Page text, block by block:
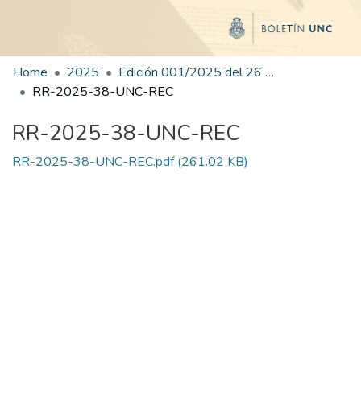
Home 2025
Edición 001/2025 del 26 de mayo de 2025
RR-2025-38-UNC-REC
RR-2025-38-UNC-REC
RR-2025-38-UNC-REC.pdf(261.02 KB)